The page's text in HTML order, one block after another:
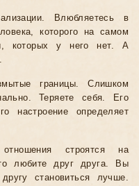
Влюбляетесь в
которого на самом
которых у него нет. А
границы. Слишком
Теряете себя. Его
настроение определяет
отношения строятся на
любите друг друга. Вы
становиться лучше.